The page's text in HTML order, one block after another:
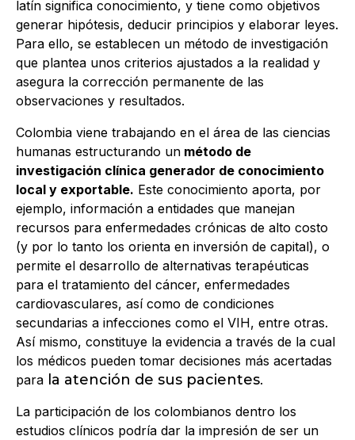
latín significa conocimiento, y tiene como objetivos
generar hipótesis, deducir principios y elaborar leyes.
Para ello, se establecen un método de investigación
que plantea unos criterios ajustados a la realidad y
asegura la corrección permanente de las
observaciones y resultados.
Colombia viene trabajando en el área de las ciencias
humanas estructurando un método de
investigación clínica generador de conocimiento
local y exportable. Este conocimiento aporta, por
ejemplo, información a entidades que manejan
recursos para enfermedades crónicas de alto costo
(y por lo tanto los orienta en inversión de capital), o
permite el desarrollo de alternativas terapéuticas
para el tratamiento del cáncer, enfermedades
cardiovasculares, así como de condiciones
secundarias a infecciones como el VIH, entre otras.
Así mismo, constituye la evidencia a través de la cual
los médicos pueden tomar decisiones más acertadas
para la atención de sus pacientes.
La participación de los colombianos dentro los
estudios clínicos podría dar la impresión de ser un